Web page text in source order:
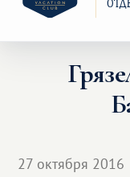
27 октября 2016